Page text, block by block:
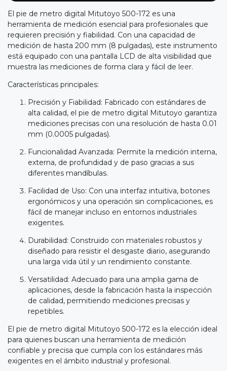
El pie de metro digital Mitutoyo 500-172 es una
herramienta de medición esencial para profesionales que
requieren precisión y fiabilidad. Con una capacidad de
medición de hasta 200 mm (8 pulgadas), este instrumento
está equipado con una pantalla LCD de alta visibilidad que
muestra las mediciones de forma clara y fácil de leer.
Características principales:
Precisión y Fiabilidad: Fabricado con estándares de
alta calidad, el pie de metro digital Mitutoyo garantiza
mediciones precisas con una resolución de hasta 0.01
mm (0.0005 pulgadas).
Funcionalidad Avanzada: Permite la medición interna,
externa, de profundidad y de paso gracias a sus
diferentes mandíbulas.
Facilidad de Uso: Con una interfaz intuitiva, botones
ergonómicos y una operación sin complicaciones, es
fácil de manejar incluso en entornos industriales
exigentes.
Durabilidad: Construido con materiales robustos y
diseñado para resistir el desgaste diario, asegurando
una larga vida útil y un rendimiento constante.
Versatilidad: Adecuado para una amplia gama de
aplicaciones, desde la fabricación hasta la inspección
de calidad, permitiendo mediciones precisas y
repetibles.
El pie de metro digital Mitutoyo 500-172 es la elección ideal
para quienes buscan una herramienta de medición
confiable y precisa que cumpla con los estándares más
exigentes en el ámbito industrial y profesional.